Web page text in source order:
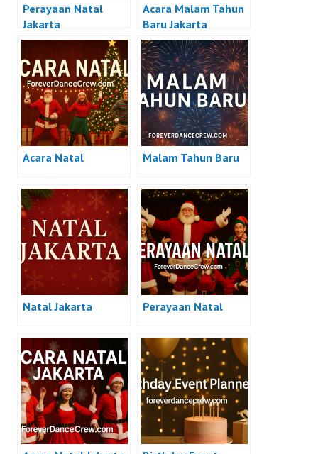
Perayaan Natal
Jakarta
Acara Malam Tahun
Baru Jakarta
Acara Natal Malam Tahun Baru
Natal Jakarta Perayaan Natal